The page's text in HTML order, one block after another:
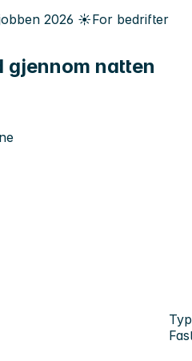
2026 ☀️For bedrifter
gjennom natten